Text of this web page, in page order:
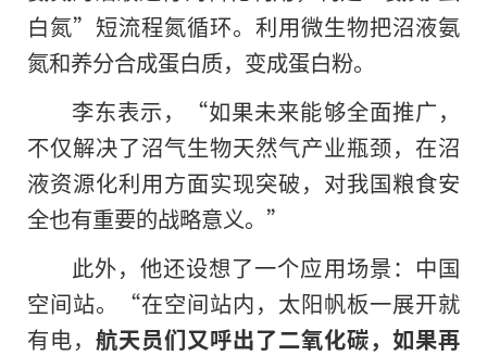
白氮” 短流程氮循环。利用微生物把沼液氨
氮和养分合成蛋白质，变成蛋白粉。
李东表示，“如果未来能够全面推广，
不仅解决了沼气生物天然气产业瓶颈，在沼
液资源化利用方面实现突破，对我国粮食安
全也有重要的战略意义。”
此外，他还设想了一个应用场景：中国
空间站。“在空间站内，太阳帆板一展开就
有电， 航天员们又呼出了二氧化碳，如果再